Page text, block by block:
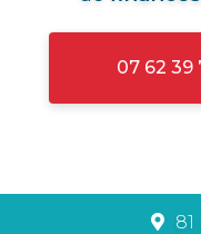
07 62 39